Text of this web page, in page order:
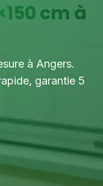
cm à
à Angers.
garantie 5